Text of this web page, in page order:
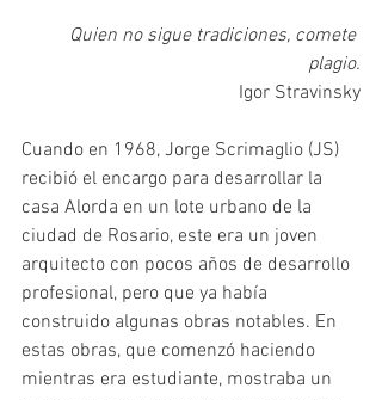
Quien no sigue tradiciones, comete
plagio.
Igor Stravinsky
Cuando en 1968, Jorge Scrimaglio (JS)
recibió el encargo para desarrollar la
casa Alorda en un lote urbano de la
ciudad de Rosario, este era un joven
arquitecto con pocos años de desarrollo
profesional, pero que ya había
construido algunas obras notables. En
estas obras, que comenzó haciendo
mientras era estudiante, mostraba un